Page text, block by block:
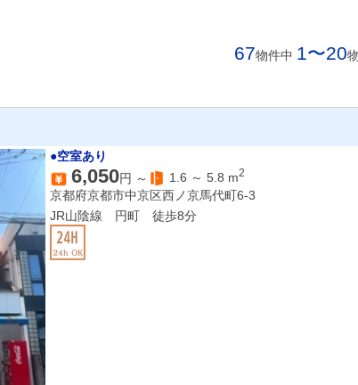
67物件中 1〜20
●空室あり
6,050円 ～ 1.6 ～ 5.8 m2
京都府京都市中京区西ノ京馬代町6-3
JR山陰線 円町 徒歩8分